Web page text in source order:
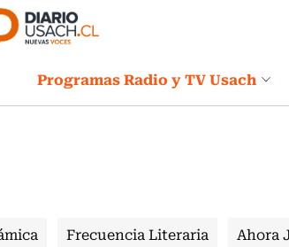
Programas Radio y TV Usach
Frecuencia Literaria
Ahora